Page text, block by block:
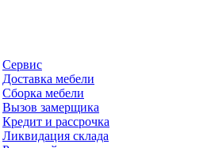
Сервис
Доставка мебели
Сборка мебели
Вызов замерщика
Кредит и рассрочка
Ликвидация склада